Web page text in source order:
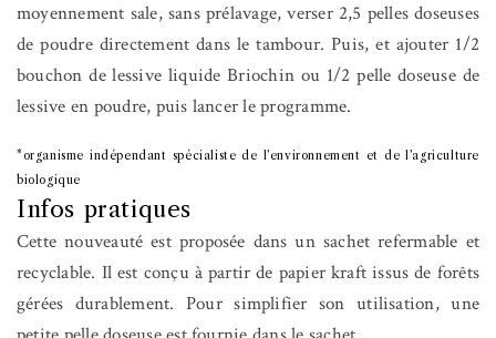
moyennement sale, sans prélavage, verser 2,5 pelles doseuses
de poudre directement dans le tambour. Puis, et ajouter 1/2
bouchon de lessive liquide Briochin ou 1/2 pelle doseuse de
lessive en poudre, puis lancer le programme.
*organisme indépendant spécialiste de l’environnement et de l’agriculture
biologique
Infos pratiques
Cette nouveauté est proposée dans un sachet refermable et
recyclable. Il est conçu à partir de papier kraft issus de forêts
gérées durablement. Pour simplifier son utilisation, une